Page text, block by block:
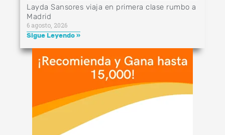
Layda Sansores viaja en primera clase rumbo a
Madrid
6 agosto, 2026
Sigue Leyendo »